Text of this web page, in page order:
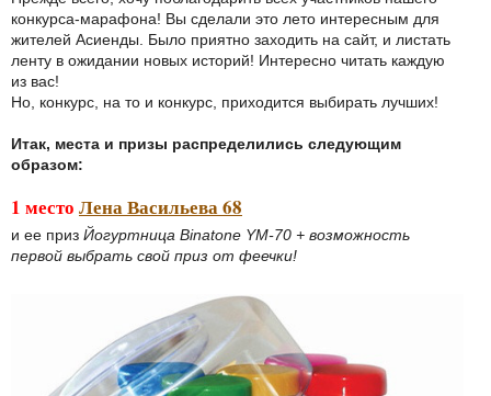
конкурса-марафона! Вы сделали это лето интересным для
жителей Асиенды. Было приятно заходить на сайт, и листать
ленту в ожидании новых историй! Интересно читать каждую
из вас!
Но, конкурс, на то и конкурс, приходится выбирать лучших!
Итак, места и призы распределились следующим
образом:
1 место Лена Васильева 68
и ее приз Йогуртница Binatone YM-70 + возможность
первой выбрать свой приз от феечки!